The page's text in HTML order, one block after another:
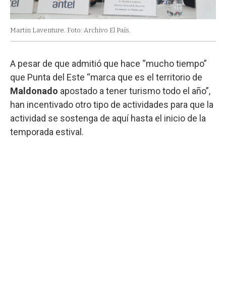
Martin Laventure. Foto: Archivo El País.
A pesar de que admitió que hace “mucho tiempo”
que Punta del Este “marca que es el territorio de
Maldonado apostado a tener turismo todo el año”,
han incentivado otro tipo de actividades para que la
actividad se sostenga de aquí hasta el inicio de la
temporada estival.